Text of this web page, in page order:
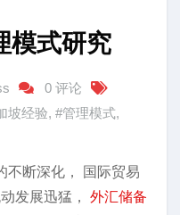
模式研究
0 评论
坡经验, #管理模式,
不断深化， 国际贸易
发展迅猛， 外汇储备